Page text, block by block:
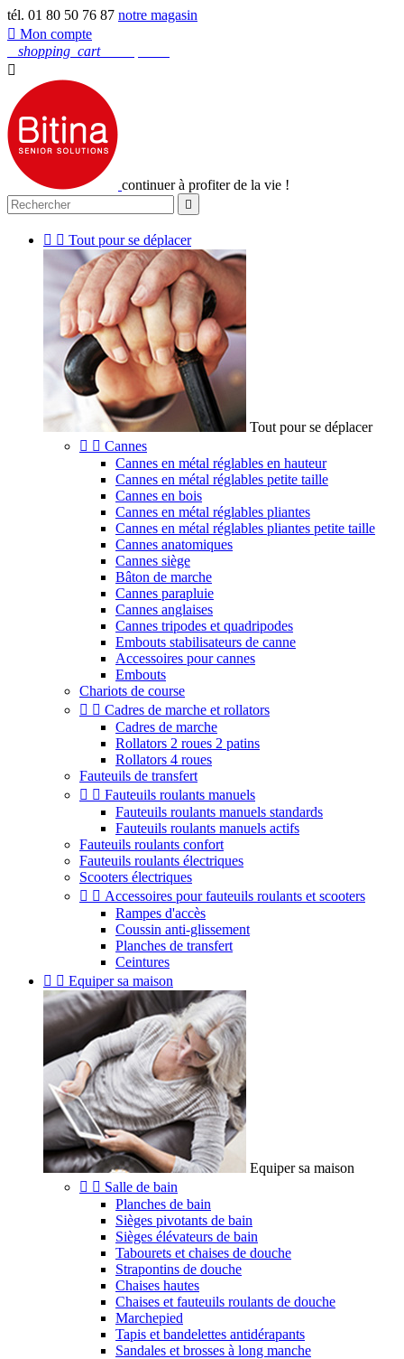
tél. 01 80 50 76 87 notre magasin
 Mon compte
shopping_cart

continuer à profiter de la vie !

  Tout pour se déplacer
Tout pour se déplacer
  Cannes
Cannes en métal réglables en hauteur
Cannes en métal réglables petite taille
Cannes en bois
Cannes en métal réglables pliantes
Cannes en métal réglables pliantes petite taille
Cannes anatomiques
Cannes siège
Bâton de marche
Cannes parapluie
Cannes anglaises
Cannes tripodes et quadripodes
Embouts stabilisateurs de canne
Accessoires pour cannes
Embouts
Chariots de course
  Cadres de marche et rollators
Cadres de marche
Rollators 2 roues 2 patins
Rollators 4 roues
Fauteuils de transfert
  Fauteuils roulants manuels
Fauteuils roulants manuels standards
Fauteuils roulants manuels actifs
Fauteuils roulants confort
Fauteuils roulants électriques
Scooters électriques
  Accessoires pour fauteuils roulants et scooters
Rampes d'accès
Coussin anti-glissement
Planches de transfert
Ceintures
  Equiper sa maison
Equiper sa maison
  Salle de bain
Planches de bain
Sièges pivotants de bain
Sièges élévateurs de bain
Tabourets et chaises de douche
Strapontins de douche
Chaises hautes
Chaises et fauteuils roulants de douche
Marchepied
Tapis et bandelettes antidérapants
Sandales et brosses à long manche